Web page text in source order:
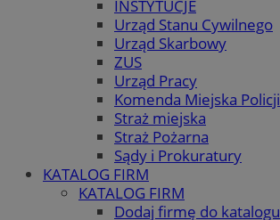
INSTYTUCJE
Urząd Stanu Cywilnego
Urząd Skarbowy
ZUS
Urząd Pracy
Komenda Miejska Policji
Straż miejska
Straż Pożarna
Sądy i Prokuratury
KATALOG FIRM
KATALOG FIRM
Dodaj firmę do katalogu